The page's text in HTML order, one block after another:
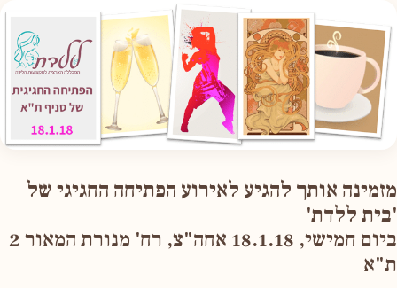
מזמינה אותך להגיע לאירוע הפתיחה החגיגי של
'בית ללדת'
ביום חמישי, 18.1.18 אחה"צ, רח' מנורת המאור 2
ת"א